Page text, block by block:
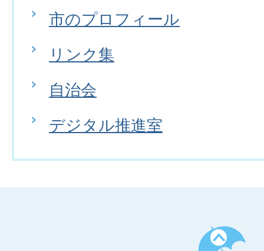
市のプロフィール
リンク集
自治会
デジタル推進室
ペ